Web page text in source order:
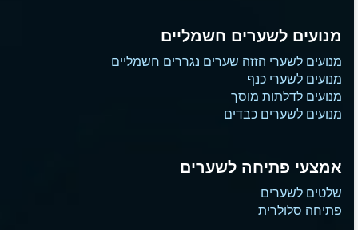
מנועים לשערים חשמליים
מנועים לשערי הזזה שערים נגררים חשמליים
מנועים לשערי כנף
מנועים לדלתות מוסך
מנועים לשערים כבדים
אמצעי פתיחה לשערים
שלטים לשערים
פתיחה סלולרית